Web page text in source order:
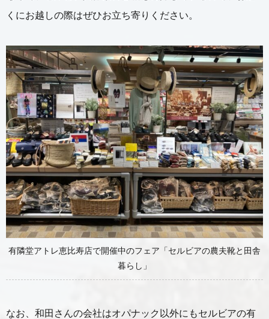
くにお越しの際はぜひお立ち寄りください。
有隣堂アトレ恵比寿店で開催中のフェア「セルビアの農夫靴と田舎
暮らし」
なお、和田さんの会社はオパナック以外にもセルビアの有